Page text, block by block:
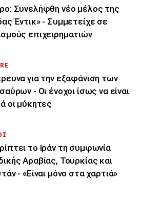
Συνελήφθη νέο μέλος της
Έντικ» - Συμμετείχε σε
επιχειρηματιών
για την εξαφάνιση των
- Οι ένοχοι ίσως να είναι
οι μύκητες
το Ιράν τη συμφωνία
Αραβίας, Τουρκίας και
- «Είναι μόνο στα χαρτιά»